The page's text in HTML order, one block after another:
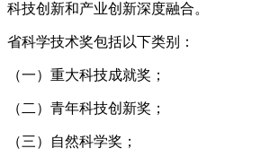
科技创新和产业创新深度融合。
省科学技术奖包括以下类别：
（一）重大科技成就奖；
（二）青年科技创新奖；
（三）自然科学奖；